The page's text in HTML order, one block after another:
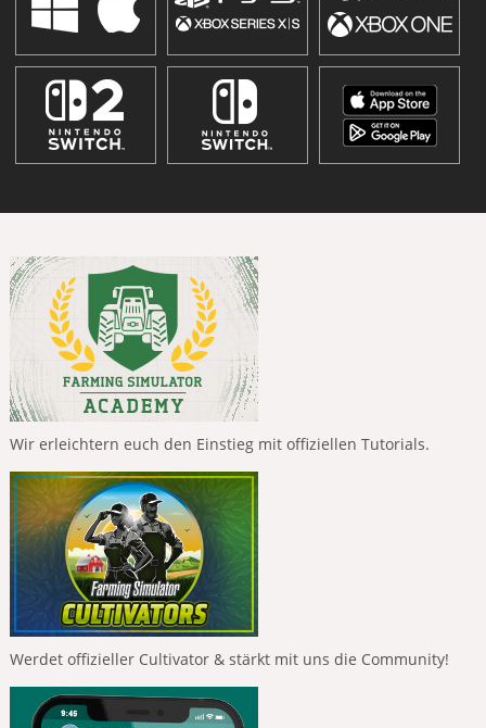
Wir erleichtern euch den Einstieg mit offiziellen Tutorials.
Werdet offizieller Cultivator & stärkt mit uns die Community!